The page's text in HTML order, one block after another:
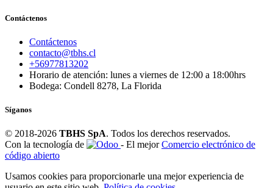
Contáctenos
Contáctenos
contacto@tbhs.cl
+56977813202
Horario de atención: lunes a viernes de 12:00 a 18:00hrs
Bodega: Condell 8278, La Florida
Síganos
© 2018-2026 TBHS SpA. Todos los derechos reservados.
Con la tecnología de
- El mejorComercio electrónico de
código abierto
Usamos cookies para proporcionarle una mejor experiencia de